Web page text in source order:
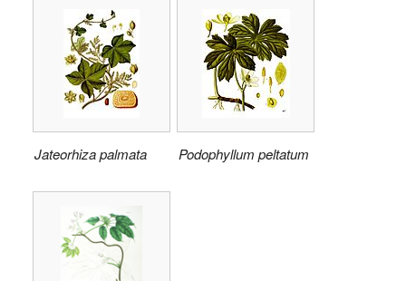
Jateorhiza palmata Podophyllum peltatum